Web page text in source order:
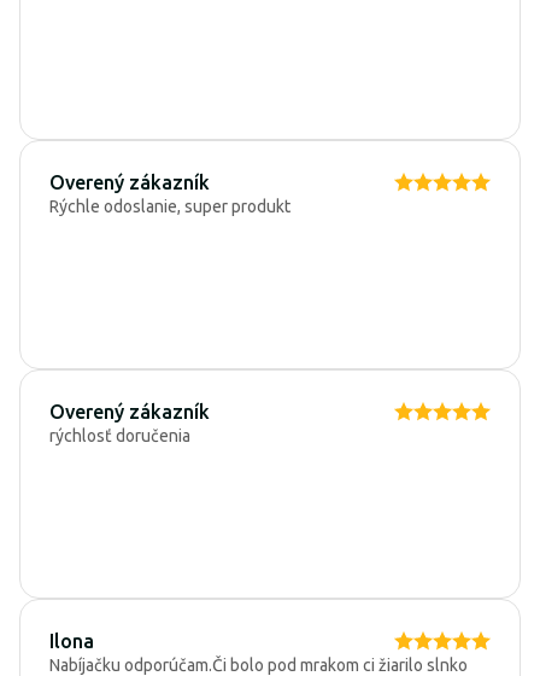
Overený zákazník
Rýchle odoslanie, super produkt
Overený zákazník
rýchlosť doručenia
Ilona
Nabíjačku odporúčam.Či bolo pod mrakom ci žiarilo slnko